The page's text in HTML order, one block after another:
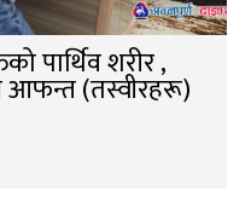
पार्थिव शरीर ,
आफन्त (तस्वीरहरू)